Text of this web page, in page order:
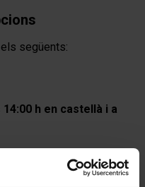
següents:
h en castellà i a
les 11:00 h en